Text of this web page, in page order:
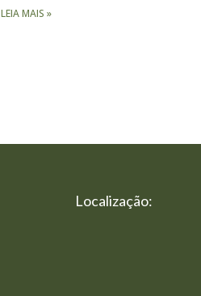
LEIA MAIS »
Localização: